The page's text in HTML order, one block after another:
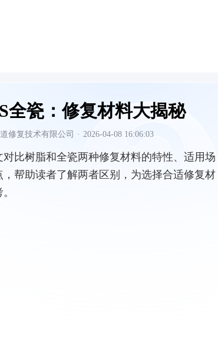
全瓷：修复材料大揭秘
修复技术有限公司 · 2026-04-08 16:06:03
对比树脂和全瓷两种修复材料的特性、适用场
，帮助读者了解两者区别，为选择合适修复材